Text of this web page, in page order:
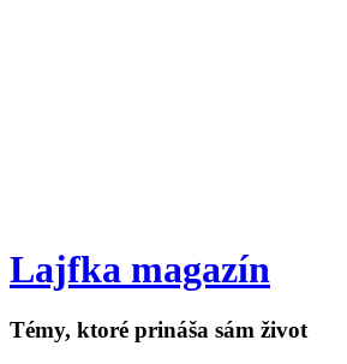
Lajfka magazín
Témy, ktoré prináša sám život